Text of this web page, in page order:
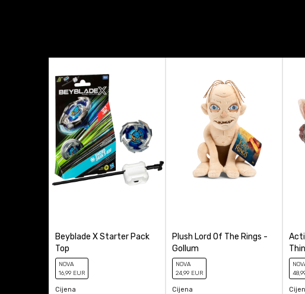
Veličina figure
Beyblade X Starter Pack
Top
NOVA
16,99 EUR
Cijena
Plush Lord Of The Rings -
Gollum
NOVA
24,99 EUR
Cijena
48